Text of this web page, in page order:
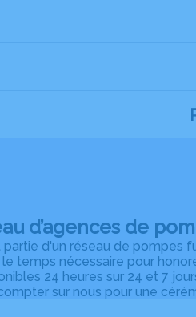
d’agences de
d'un réseau de pompes
temps nécessaire pour
24 heures sur 24 et 7
sur nous pour une